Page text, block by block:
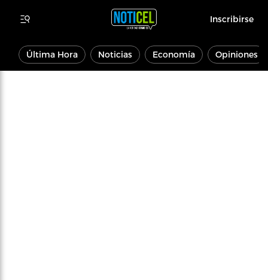
Inscribirse
Última Hora Noticias Economía Opiniones